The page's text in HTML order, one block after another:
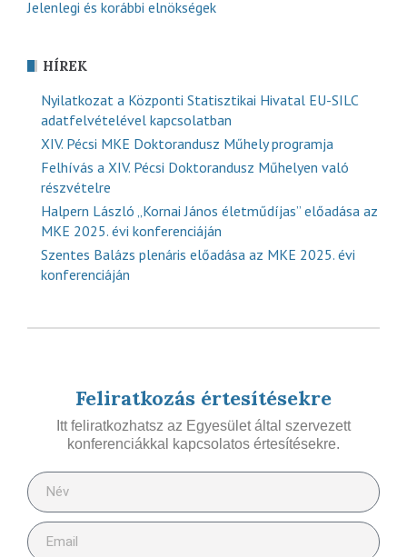
Jelenlegi és korábbi elnökségek
HÍREK
Nyilatkozat a Központi Statisztikai Hivatal EU-SILC
adatfelvételével kapcsolatban
XIV. Pécsi MKE Doktorandusz Műhely programja
Felhívás a XIV. Pécsi Doktorandusz Műhelyen való
részvételre
Halpern László „Kornai János életműdíjas” előadása az
MKE 2025. évi konferenciáján
Szentes Balázs plenáris előadása az MKE 2025. évi
konferenciáján
Feliratkozás értesítésekre
Itt feliratkozhatsz az Egyesület által szervezett
konferenciákkal kapcsolatos értesítésekre.